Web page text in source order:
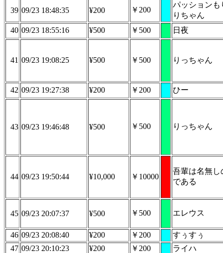
39 09/23 18:48:35 ¥200 ￥200
パッションも
りちゃん
40 09/23 18:55:16 ¥500 ￥500 日夜
41 09/23 19:08:25 ¥500 ￥500 りっちゃん
42 09/23 19:27:38 ¥200 ￥200 ひー
43 09/23 19:46:48 ¥500 ￥500 りっちゃん
44 09/23 19:50:44 ¥10,000 ￥10000
吾輩は名無し
である
45 09/23 20:07:37 ¥500 ￥500 エレウス
46 09/23 20:08:40 ¥200 ￥200
すぅすぅ
47 09/23 20:10:23 ¥200 ￥200
ライハ